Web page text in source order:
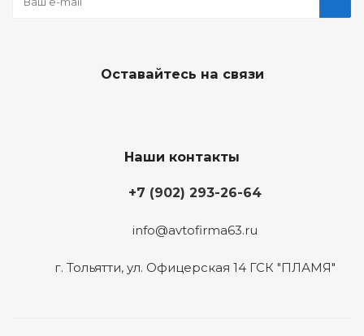
Оставайтесь на связи
Наши контакты
+7 (902) 293-26-64
info@avtofirma63.ru
г. Тольятти, ул. Офицерская 14 ГСК "ПЛАМЯ"